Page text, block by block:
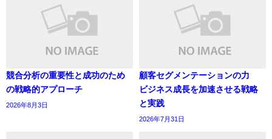
競合分析の重要性と成功のため
の戦略的アプローチ
2026年8月3日
顧客セグメンテーションの力
ビジネス成長を加速させる戦略
と実践
2026年7月31日